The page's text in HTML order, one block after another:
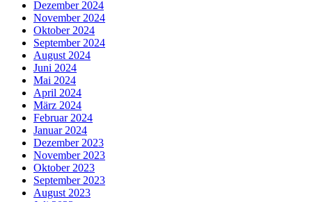
Dezember 2024
November 2024
Oktober 2024
September 2024
August 2024
Juni 2024
Mai 2024
April 2024
März 2024
Februar 2024
Januar 2024
Dezember 2023
November 2023
Oktober 2023
September 2023
August 2023